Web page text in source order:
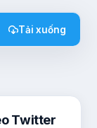
Tải xuống
Twitter